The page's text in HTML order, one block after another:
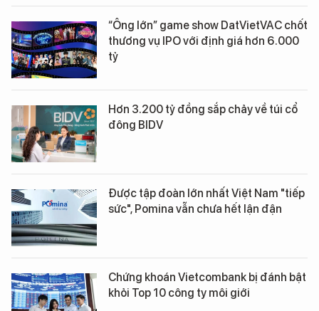
“Ông lớn” game show DatVietVAC chốt
thương vụ IPO với định giá hơn 6.000
tỷ
Hơn 3.200 tỷ đồng sắp chảy về túi cổ
đông BIDV
Được tập đoàn lớn nhất Việt Nam "tiếp
sức", Pomina vẫn chưa hết lận đận
Chứng khoán Vietcombank bị đánh bật
khỏi Top 10 công ty môi giới